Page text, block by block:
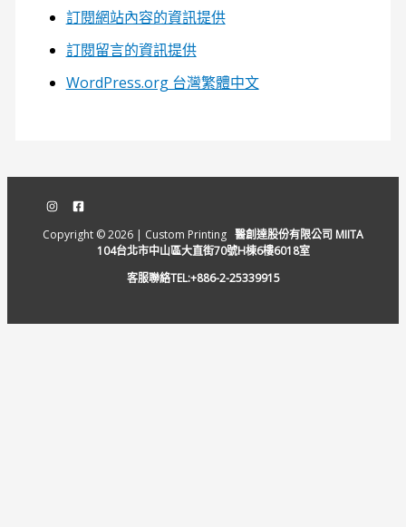
訂閱網站內容的資訊提供
訂閱留言的資訊提供
WordPress.org 台灣繁體中文
Copyright © 2026 | Custom Printing 醫創達股份有限公司 MIITA
104台北市中山區大直街70號H棟6樓6018室
客服聯絡TEL:+886-2-25339915